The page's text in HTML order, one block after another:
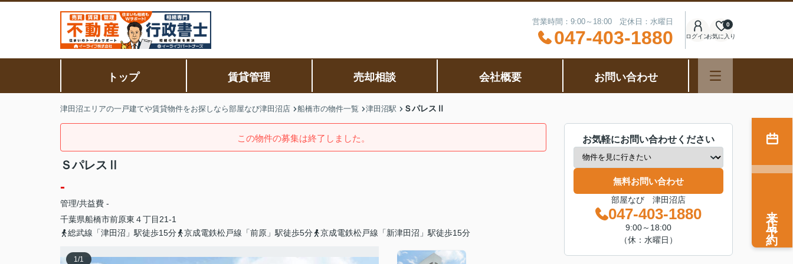
営業時間：9:00～18:00 定休日：水曜日
047-403-1880 ログインお気に入り
0
トップ 賃貸管理 売却相談 会社概要 お問い合わせ
津田沼エリアの一戸建てや賃貸物件をお探しなら部屋なび津田沼店 船橋市の物件一覧 津田沼駅 ＳパレスⅡ
この物件の募集は終了しました。
ＳパレスⅡ
-
管理/共益費 -
千葉県船橋市前原東 ４丁目21-1
総武線「津田沼」駅徒歩15分
京成電鉄松戸線「前原」駅徒歩5分 京成電鉄松戸線「新津田沼」駅徒歩15分
1/1
お気軽にお問い合わせください
無料お問い合わせ
部屋なび 津田沼店
047-403-1880
9:00～18:00
（休：水曜日）
来店予約